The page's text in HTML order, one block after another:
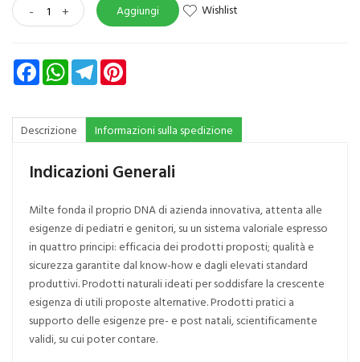
- + Aggiungi Wishlist
FacebookWhatsAppTelegram
Descrizione Informazioni sulla spedizione
Indicazioni Generali
Milte fonda il proprio DNA di azienda innovativa, attenta alle
esigenze di pediatri e genitori, su un sistema valoriale espresso
in quattro principi: efficacia dei prodotti proposti; qualità e
sicurezza garantite dal know-how e dagli elevati standard
produttivi. Prodotti naturali ideati per soddisfare la crescente
esigenza di utili proposte alternative. Prodotti pratici a
supporto delle esigenze pre- e post natali, scientificamente
validi, su cui poter contare.